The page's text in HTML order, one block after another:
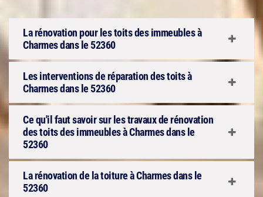
La rénovation pour les toits des immeubles à
Charmes dans le 52360
Les interventions de réparation des toits à
Charmes dans le 52360
Ce qu'il faut savoir sur les travaux de rénovation
des toits des immeubles à Charmes dans le
52360
La rénovation de la toiture à Charmes dans le
52360